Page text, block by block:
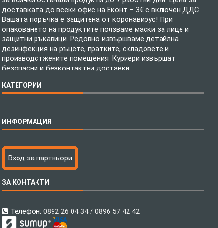
доставката до всеки офис на Еконт – 3€ с включен ДДС.
Вашата поръчка е защитена от коронавирус! При
опаковането на продуктите ползваме маски за лице и
защитни ръкавици. Редовно извършваме детайлна
дезинфекция на ръцете, пратките, складовете и
производстжените помещения. Куриери извършат
безопасни и безконтактни доставки.
КАТЕГОРИИ
Бебешки спални комплекти
Тениски с пълноцветен печат
Хавлиени кърпи
Пончо за водни спортове
Микрофибърни Велурени Кърпи
Детски пончота
ИНФОРМАЦИЯ
Технология на печатане
Файлове за печат
Как да поръчам?
С какво сме различни?
Контакти
Вход за партньори
ЗА КОНТАКТИ
Телефон:0892 26 04 34 / 0896 57 42 42